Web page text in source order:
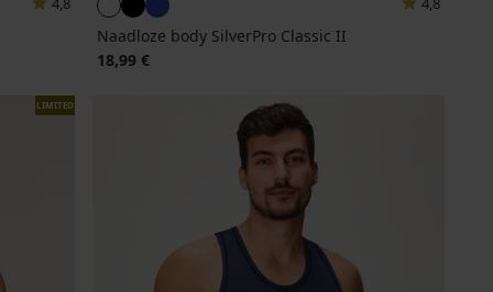
Naadloze body SilverPro Classic II
18,99 €
LIMITED